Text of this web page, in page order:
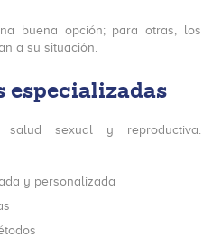
buena opción; para otras, los
a su situación.
sexual y reproductiva.
y personalizada